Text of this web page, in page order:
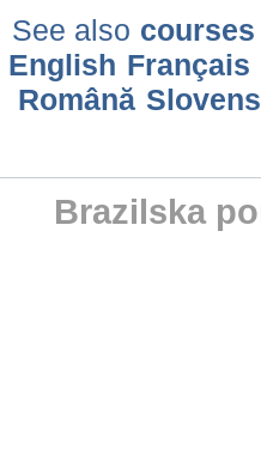
See also
English Français
Română
Brazilska